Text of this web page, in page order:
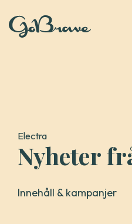
innehåll
Electra
Nyheter
Innehåll & kampanjer